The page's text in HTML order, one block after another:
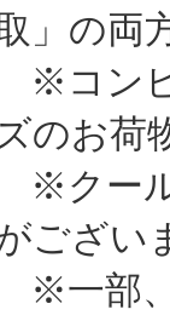
」の両
ンビ
のお荷
ール
ござい
部、